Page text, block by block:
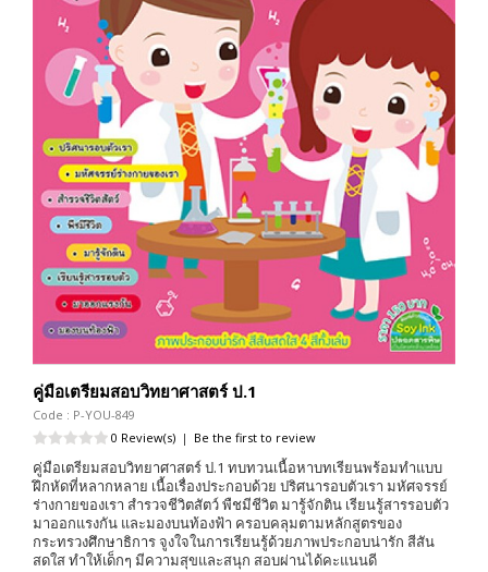
คู่มือเตรียมสอบวิทยาศาสตร์ ป.1
Code : P-YOU-849
0 Review(s) | Be the first to review
คู่มือเตรียมสอบวิทยาศาสตร์ ป.1 ทบทวนเนื้อหาบทเรียนพร้อมทำแบบ
ฝึกหัดที่หลากหลาย เนื้อเรื่องประกอบด้วย ปริศนารอบตัวเรา มหัศจรรย์
ร่างกายของเรา สำรวจชีวิตสัตว์ พืชมีชีวิต มารู้จักติน เรียนรู้สารรอบตัว
มาออกแรงกัน และมองบนท้องฟ้า ครอบคลุมตามหลักสูตรของ
กระทรวงศึกษาธิการ จูงใจในการเรียนรู้ด้วยภาพประกอบน่ารัก สีสัน
สดใส ทำให้เด็กๆ มีความสุขและสนุก สอบผ่านได้คะแนนดี